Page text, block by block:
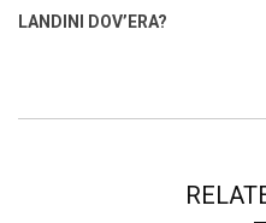
o
A
LANDINI DOV’ERA?